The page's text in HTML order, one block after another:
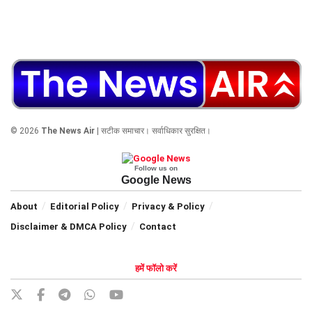
© 2026 The News Air | सटीक समाचार। सर्वाधिकार सुरक्षित।
Follow us on
Google News
About Editorial Policy
Privacy & Policy
Disclaimer & DMCA Policy
Contact
हमें फॉलो करें